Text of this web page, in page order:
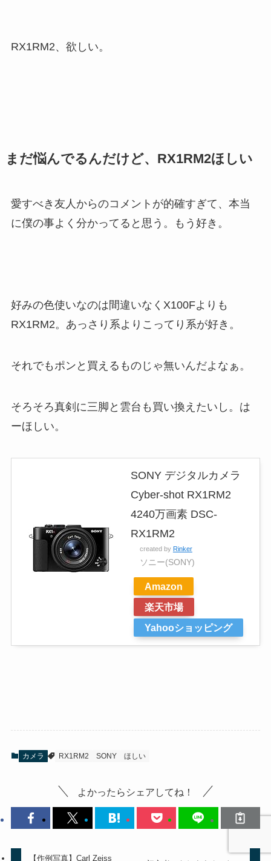
RX1RM2、欲しい。
まだ悩んでるんだけど、RX1RM2ほしい
愛すべき友人からのコメントが的確すぎて、本当
に僕の事よく分かってると思う。もう好き。
好みの色使いなのは間違いなくX100Fよりも
RX1RM2。あっさり系よりこってり系が好き。
それでもポンと買えるものじゃ無いんだよなぁ。
そろそろ真剣に三脚と雲台も買い換えたいし。は
ーほしい。
SONY デジタルカメラ
Cyber-shot RX1RM2
4240万画素 DSC-
RX1RM2
created by Rinker
ソニー(SONY)
Amazon
楽天市場
Yahooショッピング
カメラ RX1RM2 SONY ほしい
よかったらシェアしてね！
【作例写真】Carl Zeiss